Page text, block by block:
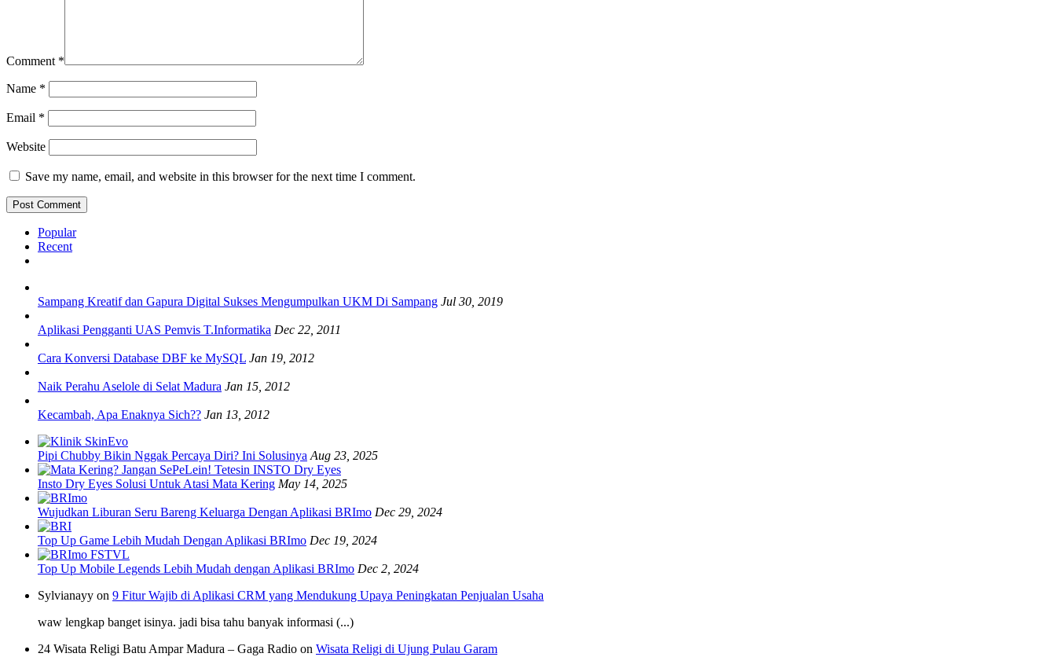
Comment *
Name *
Email *
Website
Save my name, email, and website in this browser for the next time I comment.
Popular
Recent
Sampang Kreatif dan Gapura Digital Sukses Mengumpulkan UKM Di Sampang Jul 30, 2019
Aplikasi Pengganti UAS Pemvis T.Informatika Dec 22, 2011
Cara Konversi Database DBF ke MySQL Jan 19, 2012
Naik Perahu Aselole di Selat Madura Jan 15, 2012
Kecambah, Apa Enaknya Sich?? Jan 13, 2012
Pipi Chubby Bikin Nggak Percaya Diri? Ini Solusinya Aug 23, 2025
Insto Dry Eyes Solusi Untuk Atasi Mata Kering May 14, 2025
Wujudkan Liburan Seru Bareng Keluarga Dengan Aplikasi BRImo Dec 29, 2024
Top Up Game Lebih Mudah Dengan Aplikasi BRImo Dec 19, 2024
Top Up Mobile Legends Lebih Mudah dengan Aplikasi BRImo Dec 2, 2024
Sylvianayy on 9 Fitur Wajib di Aplikasi CRM yang Mendukung Upaya Peningkatan Penjualan Usaha
waw lengkap banget isinya. jadi bisa tahu banyak informasi (...)
24 Wisata Religi Batu Ampar Madura – Gaga Radio on Wisata Religi di Ujung Pulau Garam